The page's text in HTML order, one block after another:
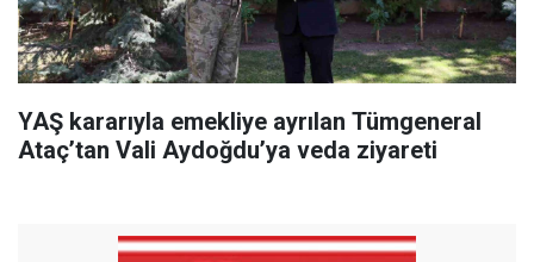
YAŞ kararıyla emekliye ayrılan Tümgeneral
Ataç’tan Vali Aydoğdu’ya veda ziyareti